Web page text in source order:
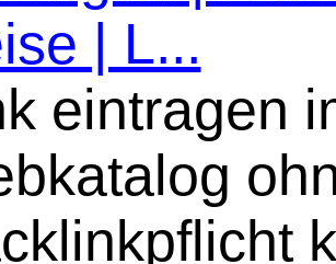
| L...
eintragen